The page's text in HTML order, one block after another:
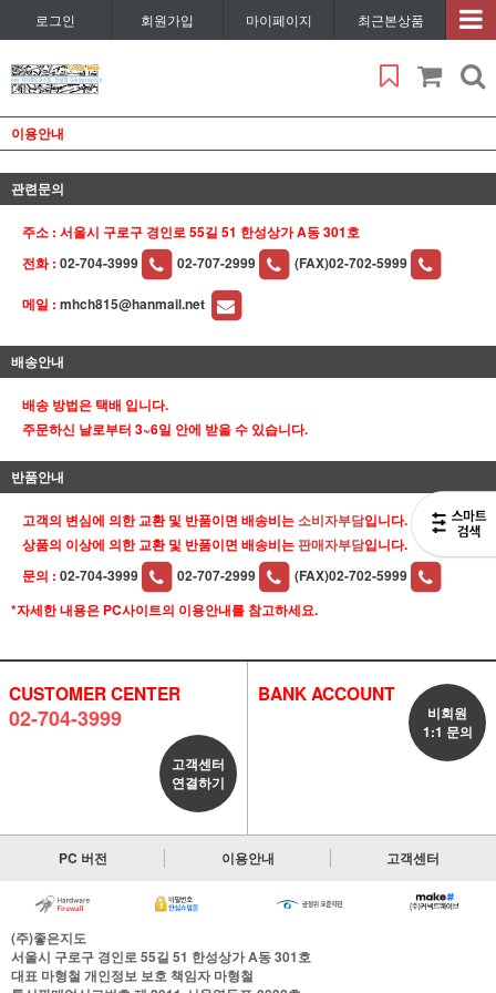
로그인 회원가입 마이페이지 최근본상품
이용안내
관련문의
주소 : 서울시 구로구 경인로 55길 51 한성상가 A동 301호
전화 : 02-704-3999 02-707-2999 (FAX)02-702-5999
메일 : mhch815@hanmail.net
배송안내
배송 방법은 택배 입니다.
주문하신 날로부터 3~6일 안에 받을 수 있습니다.
반품안내
고객의 변심에 의한 교환 및 반품이면 배송비는 소비자부담입니다.
상품의 이상에 의한 교환 및 반품이면 배송비는판매자부담입니다.
문의 : 02-704-3999 02-707-2999
(FAX)02-702-5999
*자세한 내용은 PC사이트의 이용안내를 참고하세요.
CUSTOMER CENTER
02-704-3999
고객센터
연결하기
BANK ACCOUNT
비회원
1:1 문의
PC 버전 이용안내 고객센터
(주)좋은지도
서울시 구로구 경인로 55길 51 한성상가 A동 301호
대표 마형철 개인정보 보호 책임자마형철